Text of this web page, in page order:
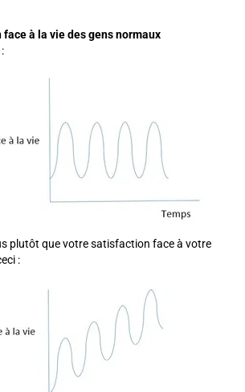
à la vie des gens normaux
plutôt que votre satisfaction face à votre
: